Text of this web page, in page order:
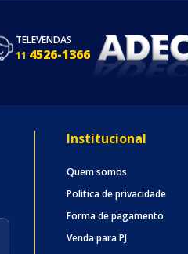
TELEVENDAS
11 4526-1366
Institucional
Quem somos
Politica de privacidade
Forma de pagamento
Venda para PJ